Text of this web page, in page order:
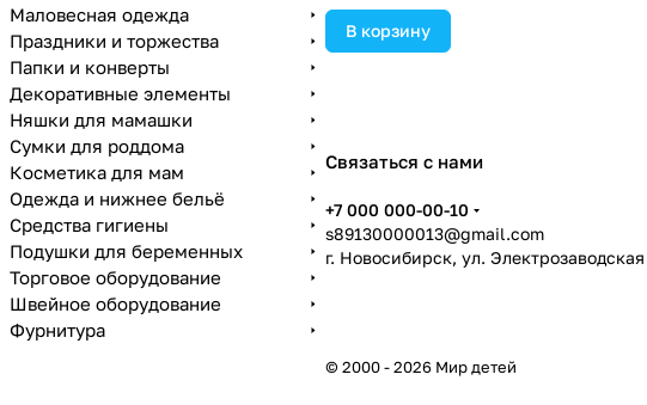
В корзину
Связаться с нами
+7 000 000-00-10
s89130000013@gmail.com
г. Новосибирск, ул.
© 2000 - 2026 Мир детей
Маловесная одежда
Праздники и торжества
Папки и конверты
Декоративные элементы
Няшки для мамашки
Сумки для роддома
Косметика для мам
Одежда и нижнее бельё
Средства гигиены
Подушки для беременных
Торговое оборудование
Швейное оборудование
Фурнитура